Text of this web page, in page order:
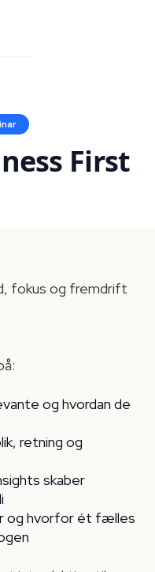
First
fokus og fremdrift
og hvordan de
retning og
skaber
og hvorfor ét fælles